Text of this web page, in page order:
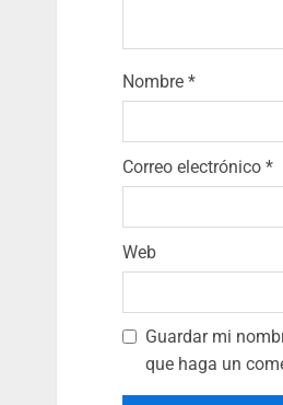
Nombre *
Correo electrónico *
Web
Guardar mi
que haga un